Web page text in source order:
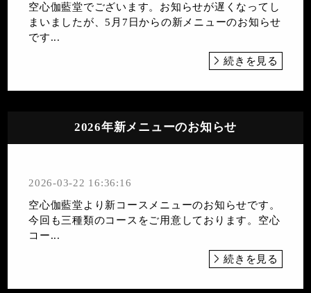
空心伽藍堂でございます。お知らせが遅くなってし
まいましたが、5月7日からの新メニューのお知らせ
です...
続きを見る
2026年新メニューのお知らせ
2026-03-22 16:36:16
空心伽藍堂より新コースメニューのお知らせです。
今回も三種類のコースをご用意しております。空心
コー...
続きを見る